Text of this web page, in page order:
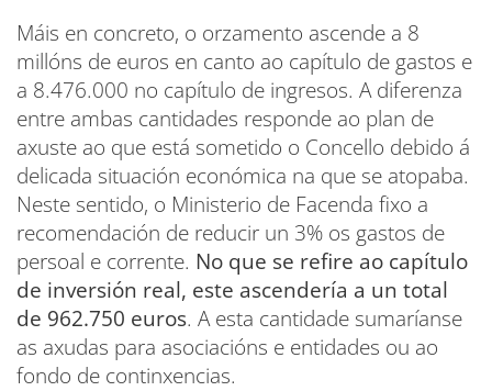
Máis en concreto, o orzamento ascende a 8
millóns de euros en canto ao capítulo de gastos e
a 8.476.000 no capítulo de ingresos. A diferenza
entre ambas cantidades responde ao plan de
axuste ao que está sometido o Concello debido á
delicada situación económica na que se atopaba.
Neste sentido, o Ministerio de Facenda fixo a
recomendación de reducir un 3% os gastos de
persoal e corrente. No que se refire ao capítulo
de inversión real, este ascendería a un total
de 962.750 euros. A esta cantidade sumaríanse
as axudas para asociacións e entidades ou ao
fondo de continxencias.